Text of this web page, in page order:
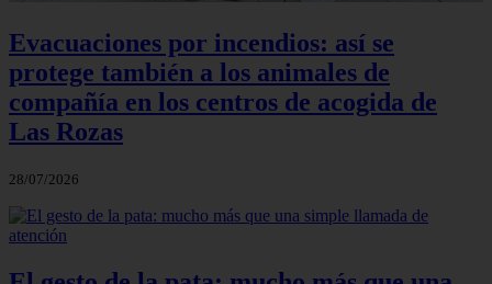
Evacuaciones por incendios: así se
protege también a los animales de
compañía en los centros de acogida de
Las Rozas
28/07/2026